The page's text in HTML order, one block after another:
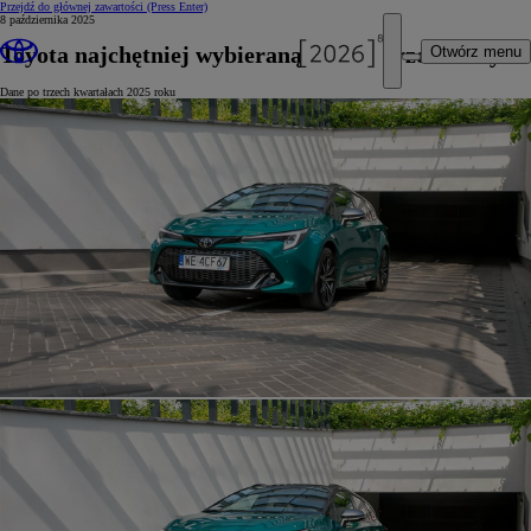
Przejdź do głównej zawartości (Press Enter)
Otwórz menu
8 października 2025
Toyota najchętniej wybieraną marką przez firmy
Dane po trzech kwartałach 2025 roku